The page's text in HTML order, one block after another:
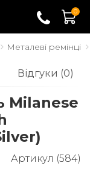
0
Металеві ремінці
Відгуки (0)
Milanese
Артикул (584)